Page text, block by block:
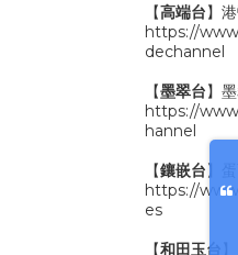
【高端台】
https://
dechannel
【墨翠台】
https://
hannel
【鑲嵌台】
https://
es
【和田玉台